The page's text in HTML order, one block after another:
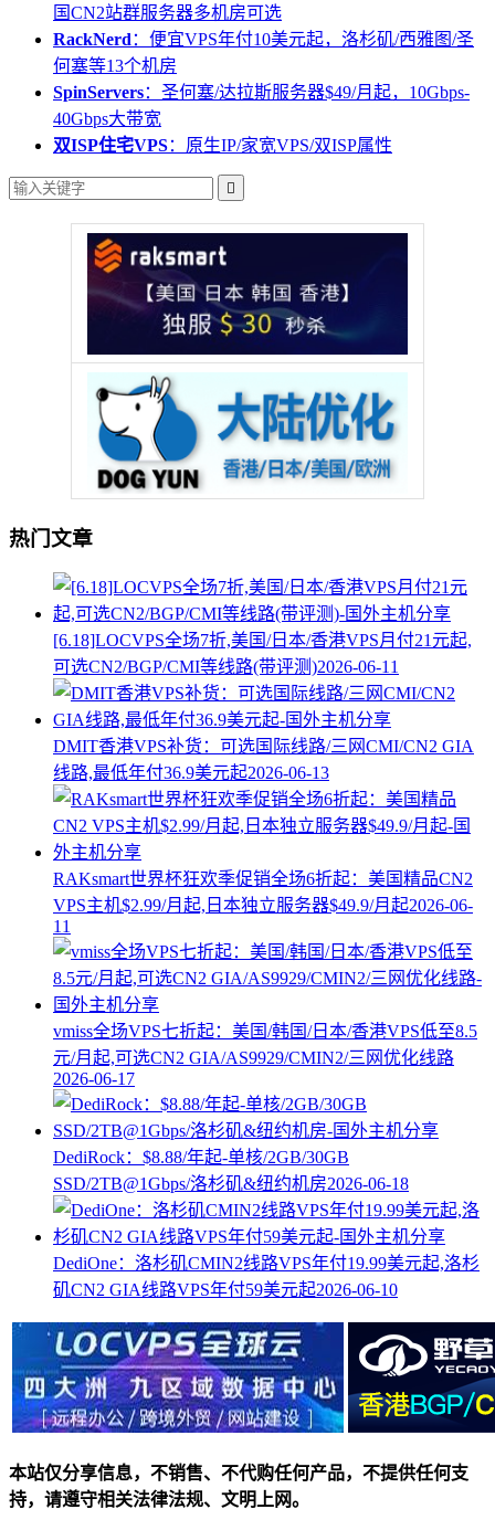
国CN2站群服务器多机房可选
RackNerd ：便宜VPS年付10美元起，洛杉矶/西雅图/圣
何塞等13个机房
SpinServers：圣何塞/达拉斯服务器$49/月起，10Gbps-
40Gbps大带宽
双ISP住宅VPS：原生IP/家宽VPS/双ISP属性

热门文章
[6.18]LOCVPS全场7折,美国/日本/香港VPS月付21元起,
可选CN2/BGP/CMI等线路(带评测)2026-06-11
DMIT香港VPS补货：可选国际线路/三网CMI/CN2 GIA
线路,最低年付36.9美元起2026-06-13
RAKsmart世界杯狂欢季促销全场6折起：美国精品CN2
VPS主机$2.99/月起,日本独立服务器$49.9/月起2026-06-
11
vmiss全场VPS七折起：美国/韩国/日本/香港VPS低至8.5
元/月起,可选CN2 GIA/AS9929/CMIN2/三网优化线路
2026-06-17
DediRock：$8.88/年起-单核/2GB/30GB
SSD/2TB@1Gbps/洛杉矶&纽约机房2026-06-18
DediOne：洛杉矶CMIN2线路VPS年付19.99美元起,洛杉
矶CN2 GIA线路VPS年付59美元起2026-06-10
本站仅分享信息，不销售、不代购任何产品，不提供任何支
持，请遵守相关法律法规、文明上网。